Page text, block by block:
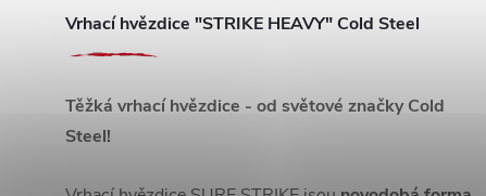
Vrhací hvězdice "STRIKE HEAVY" Cold Steel
Těžká vrhací hvězdice - od světové značky Cold
Steel!